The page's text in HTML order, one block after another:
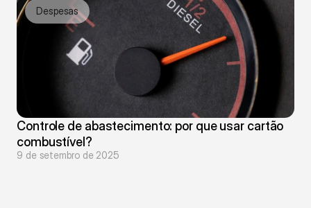
Despesas
Controle de abastecimento: por que usar cartão
combustível?
9 de setembro de 2025